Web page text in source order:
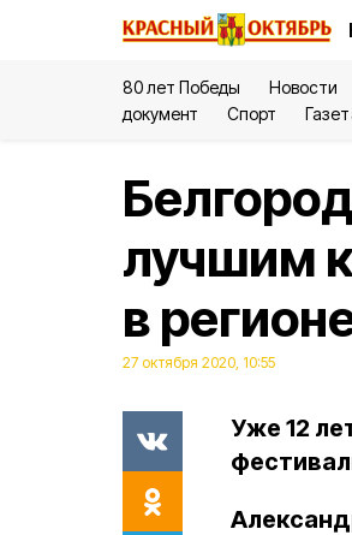
80 лет Победы Новости
документ
Спорт
лучшим
в
27 октября 2020, 10:55
Уже 12